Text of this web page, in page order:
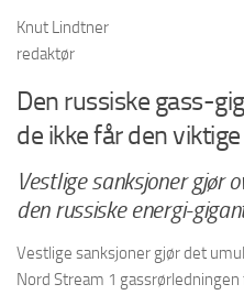
Knut Lindtner
redaktør
Den russiske gass-
de ikke får den
Vestlige sanksjoner gjør
den russiske energi-
Vestlige sanksjoner gjør det
Nord Stream 1